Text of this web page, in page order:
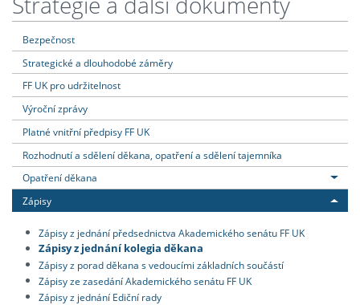
Bezpečnost
Strategické a dlouhodobé záměry
FF UK pro udržitelnost
Výroční zprávy
Platné vnitřní předpisy FF UK
Rozhodnutí a sdělení děkana, opatření a sdělení tajemníka
Opatření děkana
Zápisy
Zápisy z jednání předsednictva Akademického senátu FF UK
Zápisy z jednání kolegia děkana
Zápisy z porad děkana s vedoucími základních součástí
Zápisy ze zasedání Akademického senátu FF UK
Zápisy z jednání Ediční rady